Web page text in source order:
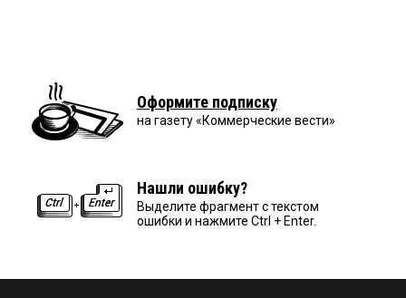
Оформите подписку
на газету «Коммерческие вести»
Нашли ошибку?
Выделите фрагмент с текстом
ошибки и нажмите Ctrl + Enter.